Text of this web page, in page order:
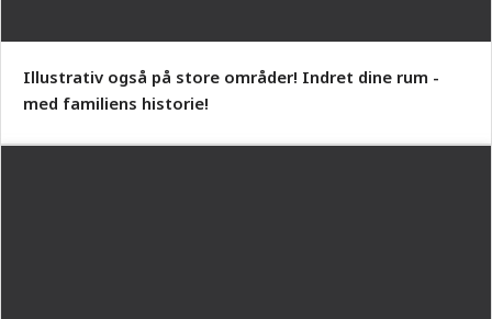
Illustrativ også på store områder! Indret dine rum -
med familiens historie!